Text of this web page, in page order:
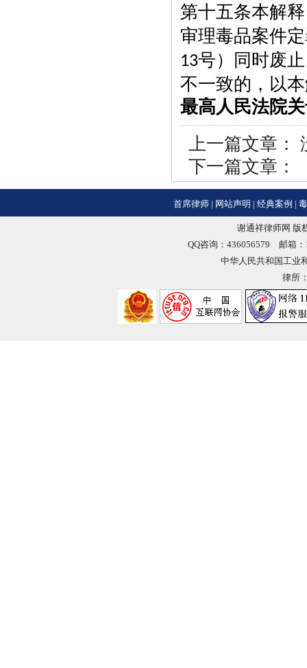
第十五条本解
审理毒品案件
13号）同时废
不一致的，以
最高人民法院
上一篇文章：
下一篇文章：
首席律师 | 网站声明 | 经典案例 |
谢通祥律师网 版
QQ咨询：436056579 邮箱：
中华人民共和国工业
律所